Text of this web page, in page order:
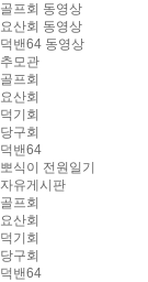
골프회 동영상
요산회 동영상
덕밴64 동영상
추모관
골프회
요산회
덕기회
당구회
덕밴64
뽀식이 전원일기
자유게시판
골프회
요산회
덕기회
당구회
덕밴64